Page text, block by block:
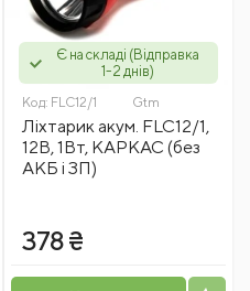
Є на складі (Відправка
1-2 днів)
Код: FLC12/1 Gtm
Ліхтарик акум. FLC12/1,
12В, 1Вт, КАРКАС (без
АКБ і ЗП)
378 ₴